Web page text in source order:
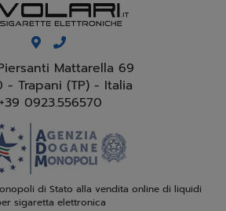
Mattarella 69
- Trapani (TP) - Italia
+39 0923.556570
di Stato alla vendita online di liquidi
sigaretta elettronica